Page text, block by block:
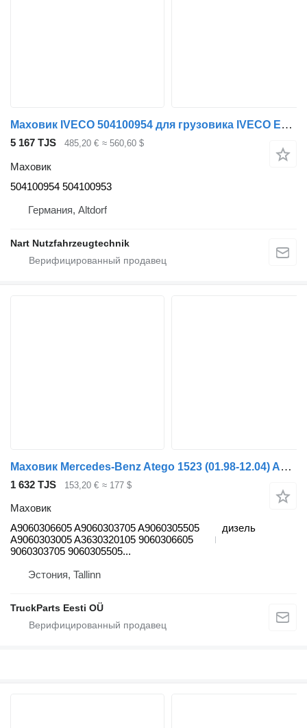
Маховик IVECO 504100954 для грузовика IVECO EURO-CARGO E120 - E160
5 167 TJS 485,20 € ≈ 560,60 $
Маховик
504100954 504100953
Германия, Altdorf
Nart Nutzfahrzeugtechnik
Маховик Mercedes-Benz Atego 1523 (01.98-12.04) A9060306605 для тягача Mercedes-Benz Atego, Atego 2, Atego 3 (1996-)
1 632 TJS 153,20 € ≈ 177 $
Маховик
A9060306605 A9060303705 A9060305505
A9060303005 A3630320105 9060306605
9060303705 9060305505...
дизель
Эстония, Tallinn
TruckParts Eesti OÜ